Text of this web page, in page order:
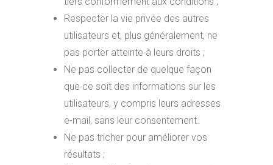
Respecter la vie privée des autres
utilisateurs et, plus généralement, ne
pas porter atteinte à leurs droits ;
Ne pas collecter de quelque façon
que ce soit des informations sur les
utilisateurs, y compris leurs adresses
e-mail, sans leur consentement.
Ne pas tricher pour améliorer vos
résultats ;